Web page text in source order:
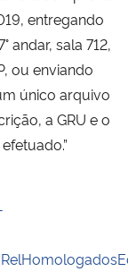
entregando
andar, sala 712,
ou enviando
único arquivo
a GRU e o